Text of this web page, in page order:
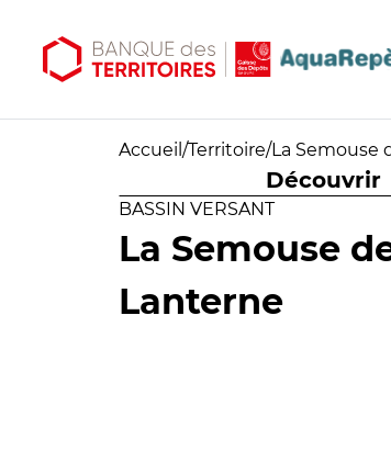
Accueil /Territoire/La Semouse
Découvrir
BASSIN VERSANT
La Semouse
Lanterne